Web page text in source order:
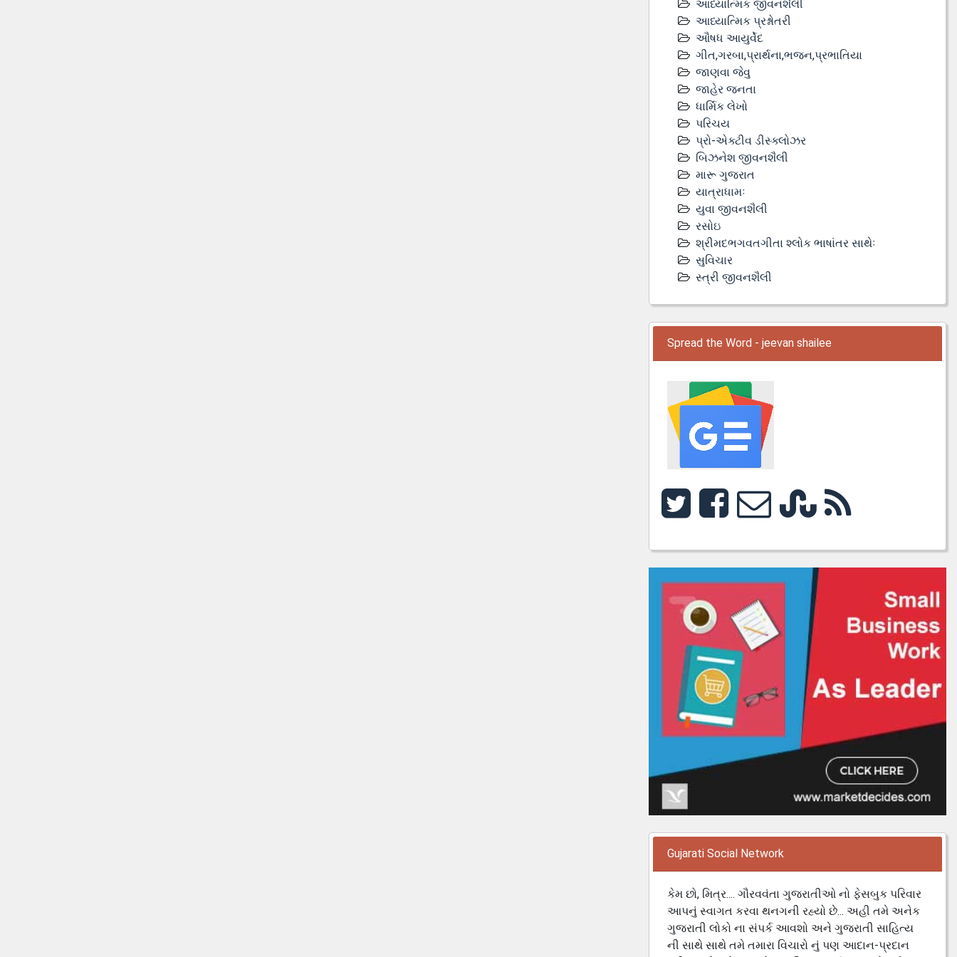
આધ્યાત્મિક જીવનશૈલી
આધ્યાત્મિક પ્રશ્નોતરી
ઔષધ આયુર્વેદ
ગીત,ગરબા,પ્રાર્થના,ભજન,પ્રભાતિયા
જાણવા જેવુ
જાહેર જનતા
ધાર્મિક લેખો
પરિચય
પ્રો-એક્ટીવ ડીસ્‍ક્લોઝર
બિઝનેશ જીવનશૈલી
મારૂ ગુજરાત
યાત્રાધામઃ
યુવા જીવનશૈલી
રસોઇ
શ્રીમદભગવતગીતા શ્લોક ભાષાંતર સાથેઃ
સુવિચાર
સ્ત્રી જીવનશૈલી
Spread the Word - jeevan shailee
Gujarati Social Network
કેમ છો, મિત્ર.... ગૌરવવંતા ગુજરાતીઓ નો ફેસબુક પરિવાર
આપનું સ્વાગત કરવા થનગની રહ્યો છે... અહી તમે અનેક
ગુજરાતી લોકો ના સંપર્ક આવશો અને ગુજરાતી સાહિત્ય
ની સાથે સાથે તમે તમારા વિચારો નું પણ આદાન-પ્રદાન